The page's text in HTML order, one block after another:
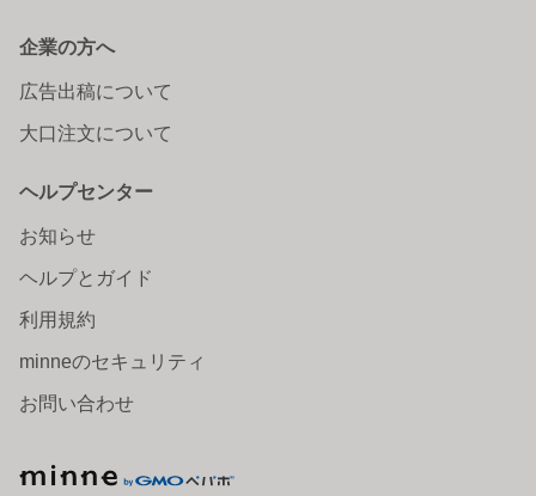
企業の方へ
広告出稿について
大口注文について
ヘルプセンター
お知らせ
ヘルプとガイド
利用規約
minneのセキュリティ
お問い合わせ